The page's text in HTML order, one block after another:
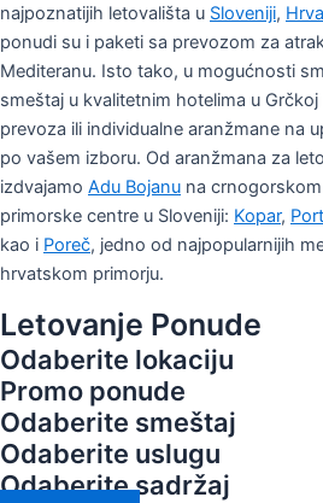
najpoznatijih letovališta u Sloveniji,
ponudi su i paketi sa prevozom za
Mediteranu. Isto tako, u mogućnosti
smeštaj u kvalitetnim hotelima u
prevoza ili individualne aranžmane na
po vašem izboru. Od aranžmana za
izdvajamo Adu Bojanu na
primorske centre u Sloveniji: Kopar,
kao i Poreč, jedno od najpopularnijih
hrvatskom primorju.
Letovanje Ponude
Odaberite lokaciju
Promo ponude
Odaberite smeštaj
Odaberite uslugu
Odaberite sadržaj